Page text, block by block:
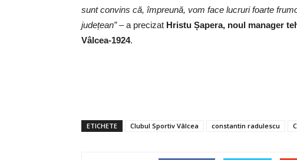
sunt convins că, împreună, vom face lucruri foarte
județean”– a precizat Hristu Șapera, noul manager
Vâlcea-1924.
ETICHETE Clubul Sportiv Vâlcea constantin radulescu